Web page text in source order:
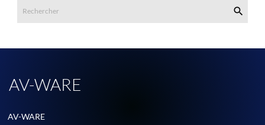

AV-WARE
AV-WARE